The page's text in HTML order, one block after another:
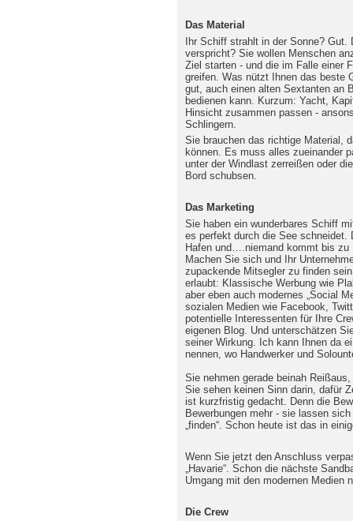
Das Material
Ihr Schiff strahlt in der Sonne?
verspricht? Sie wollen Menschen
Ziel starten - und die im Falle einer
greifen. Was nützt Ihnen das beste
gut, auch einen alten Sextanten an
bedienen kann. Kurzum: Yacht,
Hinsicht zusammen passen -
Schlingern.
Sie brauchen das richtige Material,
können. Es muss alles zueinander
unter der Windlast zerreißen oder
Bord schubsen.
Das Marketing
Sie haben ein wunderbares Schiff
es perfekt durch die See
Hafen und….niemand kommt bis zu
Machen Sie sich und Ihr
zupackende Mitsegler zu finden
erlaubt: Klassische Werbung wie
aber eben auch modernes „Social
sozialen Medien wie Facebook,
potentielle Interessenten für Ihre
eigenen Blog. Und unterschätzen
seiner Wirkung. Ich kann Ihnen da
nennen, wo Handwerker und
Sie nehmen gerade beinah
Sie sehen keinen Sinn darin, dafür
ist kurzfristig gedacht. Denn die
Bewerbungen mehr - sie lassen
„finden“. Schon heute ist das in
Wenn Sie jetzt den Anschluss
„Havarie“. Schon die nächste
Umgang mit den modernen Medien
Die Crew